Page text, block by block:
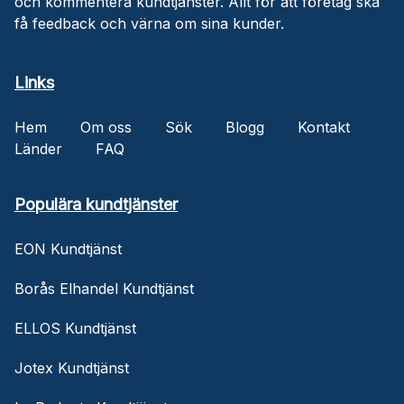
få feedback och värna om sina kunder.
Links
Hem Om oss Sök Blogg
Kontakt
Länder
FAQ
Populära kundtjänster
EON Kundtjänst
Borås Elhandel Kundtjänst
ELLOS Kundtjänst
Jotex Kundtjänst